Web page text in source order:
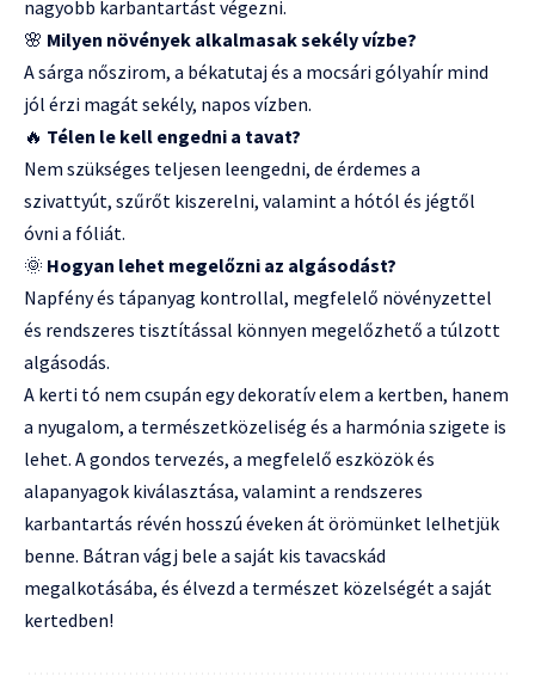
nagyobb karbantartást végezni.
🌸 Milyen növények alkalmasak sekély vízbe?
A sárga nőszirom, a békatutaj és a mocsári gólyahír mind
jól érzi magát sekély, napos vízben.
🔥 Télen le kell engedni a tavat?
Nem szükséges teljesen leengedni, de érdemes a
szivattyút, szűrőt kiszerelni, valamint a hótól és jégtől
óvni a fóliát.
🌞 Hogyan lehet megelőzni az algásodást?
Napfény és tápanyag kontrollal, megfelelő növényzettel
és rendszeres tisztítással könnyen megelőzhető a túlzott
algásodás.
A kerti tó nem csupán egy dekoratív elem a kertben, hanem
a nyugalom, a természetközeliség és a harmónia szigete is
lehet. A gondos tervezés, a megfelelő eszközök és
alapanyagok kiválasztása, valamint a rendszeres
karbantartás révén hosszú éveken át örömünket lelhetjük
benne. Bátran vágj bele a saját kis tavacskád
megalkotásába, és élvezd a természet közelségét a saját
kertedben!